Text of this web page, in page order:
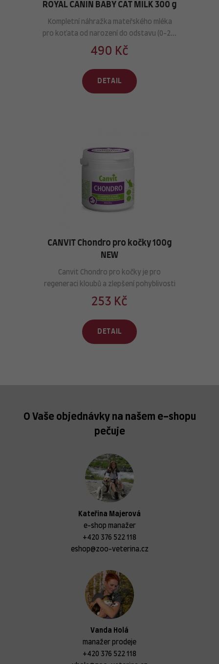
ROYAL CANIN BABY CAT MILK 300 g
Kompletní náhražka mateřského mléka
pro koťata od narození do odstavu (0-2...
490 Kč
DETAIL
CANVIT Chondro pro kočky 100g
NEW
Canvit Chondro pro kočky je pro
regeneraci kloubů a zlepšení pohyblivosti
253 Kč
DETAIL
O Vaše objednávky na našem e-shopu
pečuje
Kateřina Majerová
e-shop manažer
+420 376 522 118
eshop@zoo-veterina.cz
Vanda Holá
manažer prodeje
+420 376 522 118